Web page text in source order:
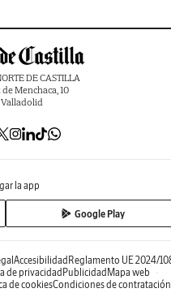
DE CASTILLA
Menchaca, 10
Valladolid
la app
Google Play
Accesibilidad Reglamento UE 2024/
de privacidad Publicidad Mapa web
de cookiesCondiciones de contratación